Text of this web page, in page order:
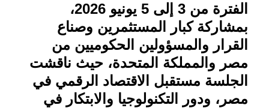
الفترة من 3 إلى 5 يونيو 2026،
بمشاركة كبار المستثمرين وصناع
القرار والمسؤولين الحكوميين من
مصر والمملكة المتحدة، حيث ناقشت
الجلسة مستقبل الاقتصاد الرقمي في
مصر، ودور التكنولوجيا والابتكار في